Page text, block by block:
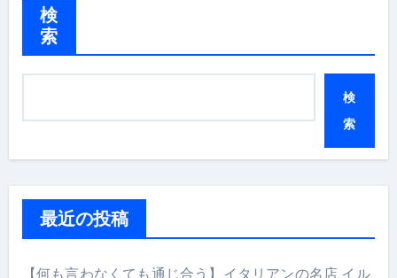
検
索
検
索
最近の投稿
【何も言わなくても通じ合う】イタリアンの名店 イル